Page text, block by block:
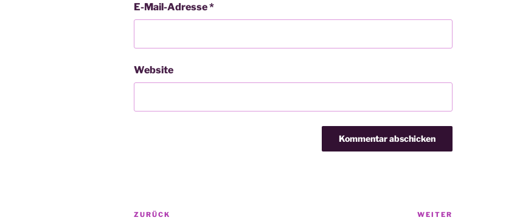
E-Mail-Adresse*
Website
Beitragsnavigation
Vorheriger
ZURÜCK WEITER